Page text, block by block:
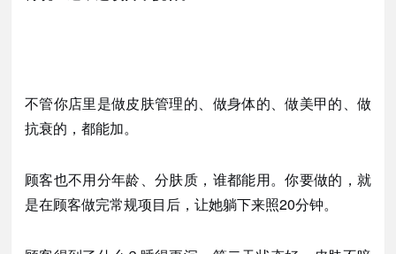
不管你店里是做皮肤管理的、做身体的、做美甲的、做
抗衰的，都能加。
顾客也不用分年龄、分肤质，谁都能用。你要做的，就
是在顾客做完常规项目后，让她躺下来照20分钟。